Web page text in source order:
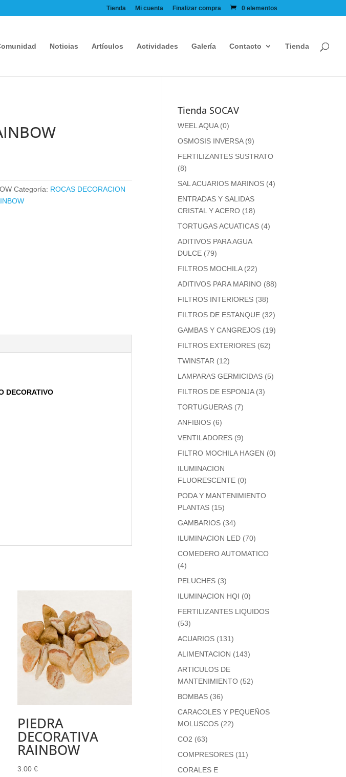
Tienda Mi cuenta Finalizar compra 0 elementos
Noticias Artículos Actividades Galería Contacto Tienda
Categoría: ROCAS DECORACION
DECORATIVO
PIEDRA
DECORATIVA
RAINBOW
3.00 €
Tienda SOCAV
WEEL AQUA (0)
OSMOSIS INVERSA (9)
FERTILIZANTES SUSTRATO
(8)
SAL ACUARIOS MARINOS (4)
ENTRADAS Y SALIDAS
CRISTAL Y ACERO (18)
TORTUGAS ACUATICAS (4)
ADITIVOS PARA AGUA
DULCE (79)
FILTROS MOCHILA (22)
ADITIVOS PARA MARINO (88)
FILTROS INTERIORES (38)
FILTROS DE ESTANQUE (32)
GAMBAS Y CANGREJOS (19)
FILTROS EXTERIORES (62)
TWINSTAR (12)
LAMPARAS GERMICIDAS (5)
FILTROS DE ESPONJA (3)
TORTUGUERAS (7)
ANFIBIOS (6)
VENTILADORES (9)
FILTRO MOCHILA HAGEN (0)
ILUMINACION
FLUORESCENTE (0)
PODA Y MANTENIMIENTO
PLANTAS (15)
GAMBARIOS (34)
ILUMINACION LED (70)
COMEDERO AUTOMATICO
(4)
PELUCHES (3)
ILUMINACION HQI (0)
FERTILIZANTES LIQUIDOS
(53)
ACUARIOS (131)
ALIMENTACION (143)
ARTICULOS DE
MANTENIMIENTO (52)
BOMBAS (36)
CARACOLES Y PEQUEÑOS
MOLUSCOS (22)
CO2 (63)
COMPRESORES (11)
CORALES E